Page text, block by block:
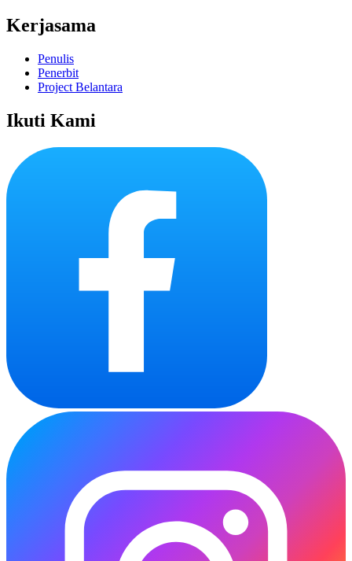
Kerjasama
Penulis
Penerbit
Project Belantara
Ikuti Kami